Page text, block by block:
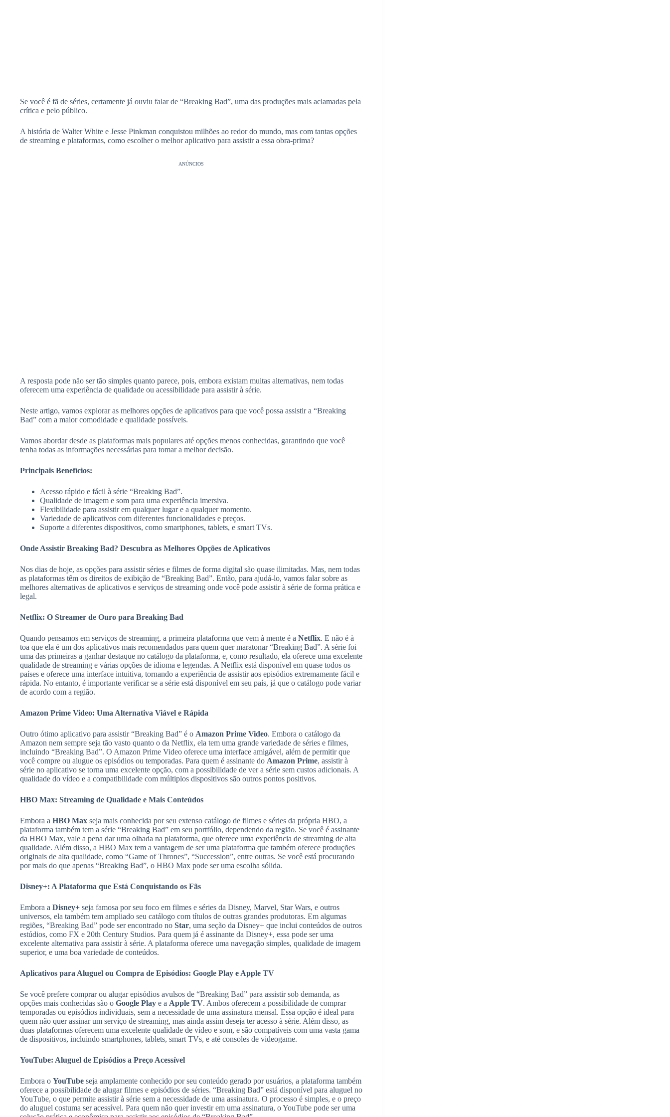
Se você é fã de séries, certamente já ouviu falar de “Breaking Bad”, uma das produções mais aclamadas pela
crítica e pelo público.
A história de Walter White e Jesse Pinkman conquistou milhões ao redor do mundo, mas com tantas opções
de streaming e plataformas, como escolher o melhor aplicativo para assistir a essa obra-prima?
ANÚNCIOS
A resposta pode não ser tão simples quanto parece, pois, embora existam muitas alternativas, nem todas
oferecem uma experiência de qualidade ou acessibilidade para assistir à série.
Neste artigo, vamos explorar as melhores opções de aplicativos para que você possa assistir a “Breaking
Bad” com a maior comodidade e qualidade possíveis.
Vamos abordar desde as plataformas mais populares até opções menos conhecidas, garantindo que você
tenha todas as informações necessárias para tomar a melhor decisão.
Principais Benefícios:
Acesso rápido e fácil à série “Breaking Bad”.
Qualidade de imagem e som para uma experiência imersiva.
Flexibilidade para assistir em qualquer lugar e a qualquer momento.
Variedade de aplicativos com diferentes funcionalidades e preços.
Suporte a diferentes dispositivos, como smartphones, tablets, e smart TVs.
Onde Assistir Breaking Bad? Descubra as Melhores Opções de Aplicativos
Nos dias de hoje, as opções para assistir séries e filmes de forma digital são quase ilimitadas. Mas, nem todas
as plataformas têm os direitos de exibição de “Breaking Bad”. Então, para ajudá-lo, vamos falar sobre as
melhores alternativas de aplicativos e serviços de streaming onde você pode assistir à série de forma prática e
legal.
Netflix: O Streamer de Ouro para Breaking Bad
Quando pensamos em serviços de streaming, a primeira plataforma que vem à mente é a Netflix. E não é à
toa que ela é um dos aplicativos mais recomendados para quem quer maratonar “Breaking Bad”. A série foi
uma das primeiras a ganhar destaque no catálogo da plataforma, e, como resultado, ela oferece uma excelente
qualidade de streaming e várias opções de idioma e legendas. A Netflix está disponível em quase todos os
países e oferece uma interface intuitiva, tornando a experiência de assistir aos episódios extremamente fácil e
rápida. No entanto, é importante verificar se a série está disponível em seu país, já que o catálogo pode variar
de acordo com a região.
Amazon Prime Video: Uma Alternativa Viável e Rápida
Outro ótimo aplicativo para assistir “Breaking Bad” é o Amazon Prime Video. Embora o catálogo da
Amazon nem sempre seja tão vasto quanto o da Netflix, ela tem uma grande variedade de séries e filmes,
incluindo “Breaking Bad”. O Amazon Prime Video oferece uma interface amigável, além de permitir que
você compre ou alugue os episódios ou temporadas. Para quem é assinante do Amazon Prime, assistir à
série no aplicativo se torna uma excelente opção, com a possibilidade de ver a série sem custos adicionais. A
qualidade do vídeo e a compatibilidade com múltiplos dispositivos são outros pontos positivos.
HBO Max: Streaming de Qualidade e Mais Conteúdos
Embora a HBO Max seja mais conhecida por seu extenso catálogo de filmes e séries da própria HBO, a
plataforma também tem a série “Breaking Bad” em seu portfólio, dependendo da região. Se você é assinante
da HBO Max, vale a pena dar uma olhada na plataforma, que oferece uma experiência de streaming de alta
qualidade. Além disso, a HBO Max tem a vantagem de ser uma plataforma que também oferece produções
originais de alta qualidade, como “Game of Thrones”, “Succession”, entre outras. Se você está procurando
por mais do que apenas “Breaking Bad”, o HBO Max pode ser uma escolha sólida.
Disney+: A Plataforma que Está Conquistando os Fãs
Embora a Disney+ seja famosa por seu foco em filmes e séries da Disney, Marvel, Star Wars, e outros
universos, ela também tem ampliado seu catálogo com títulos de outras grandes produtoras. Em algumas
regiões, “Breaking Bad” pode ser encontrado no Star, uma seção da Disney+ que inclui conteúdos de outros
estúdios, como FX e 20th Century Studios. Para quem já é assinante da Disney+, essa pode ser uma
excelente alternativa para assistir à série. A plataforma oferece uma navegação simples, qualidade de imagem
superior, e uma boa variedade de conteúdos.
Aplicativos para Aluguel ou Compra de Episódios: Google Play e Apple TV
Se você prefere comprar ou alugar episódios avulsos de “Breaking Bad” para assistir sob demanda, as
opções mais conhecidas são o Google Play e a Apple TV. Ambos oferecem a possibilidade de comprar
temporadas ou episódios individuais, sem a necessidade de uma assinatura mensal. Essa opção é ideal para
quem não quer assinar um serviço de streaming, mas ainda assim deseja ter acesso à série. Além disso, as
duas plataformas oferecem uma excelente qualidade de vídeo e som, e são compatíveis com uma vasta gama
de dispositivos, incluindo smartphones, tablets, smart TVs, e até consoles de videogame.
YouTube: Aluguel de Episódios a Preço Acessível
Embora o YouTube seja amplamente conhecido por seu conteúdo gerado por usuários, a plataforma também
oferece a possibilidade de alugar filmes e episódios de séries. “Breaking Bad” está disponível para aluguel no
YouTube, o que permite assistir à série sem a necessidade de uma assinatura. O processo é simples, e o preço
do aluguel costuma ser acessível. Para quem não quer investir em uma assinatura, o YouTube pode ser uma